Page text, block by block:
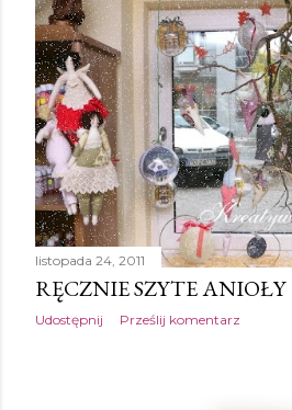
listopada 24, 2011
RĘCZNIE SZYTE ANIOŁY
Udostępnij Prześlij komentarz